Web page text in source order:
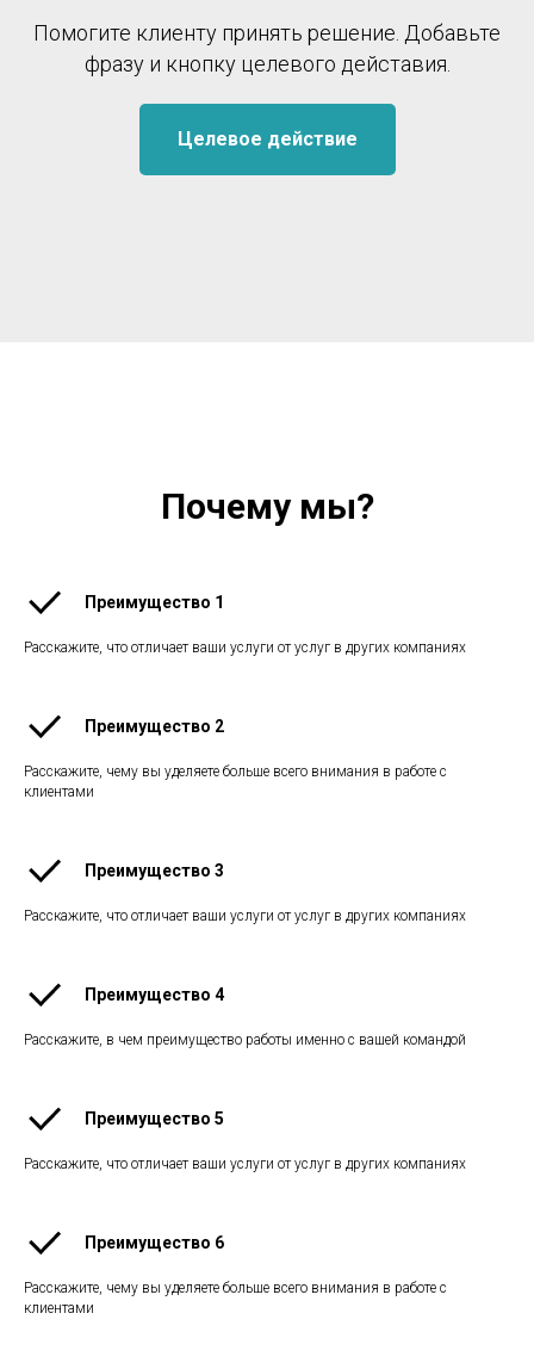
Помогите клиенту принять решение. Добавьте
фразу и кнопку целевого дейставия.
Целевое действие
Почему мы?
Преимущество 1
Расскажите, что отличает ваши услуги от услуг в других компаниях
Преимущество 2
Расскажите, чему вы уделяете больше всего внимания в работе с
клиентами
Преимущество 3
Расскажите, что отличает ваши услуги от услуг в других компаниях
Преимущество 4
Расскажите, в чем преимущество работы именно с вашей командой
Преимущество 5
Расскажите, что отличает ваши услуги от услуг в других компаниях
Преимущество 6
Расскажите, чему вы уделяете больше всего внимания в работе с
клиентами